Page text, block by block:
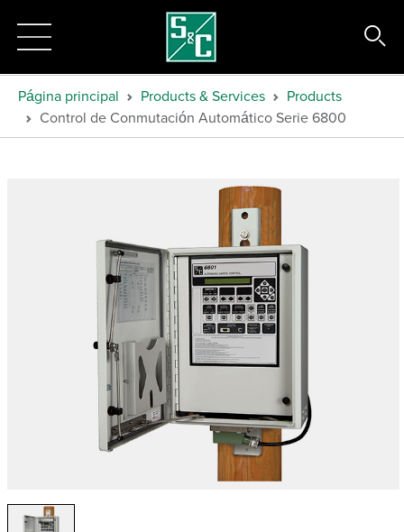
Página principal Products & Services
Products
Control de Conmutación Automático Serie 6800